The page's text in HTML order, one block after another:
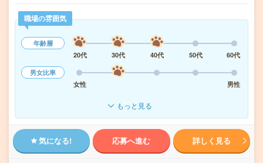
職場の雰囲気
年齢層
20代
30代 40代 50代
60代
男女比率
女性
男性
もっと見る
気になる! 応募へ進む 詳しく見る